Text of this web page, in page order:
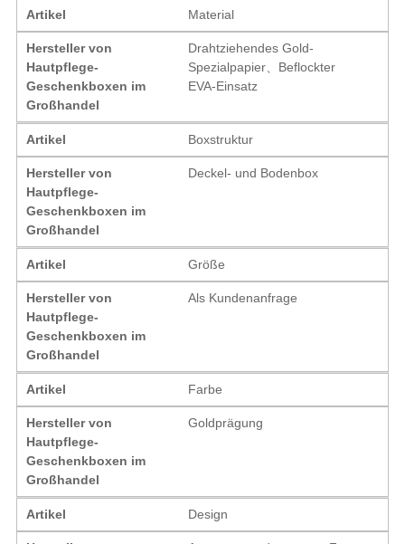
Artikel Material
Hersteller von
Hautpflege-
Geschenkboxen im
Großhandel
Drahtziehendes Gold-
Spezialpapier、Beflockter
EVA-Einsatz
Artikel Boxstruktur
Hersteller von
Hautpflege-
Geschenkboxen im
Großhandel
Deckel- und Bodenbox
Artikel Größe
Hersteller von
Hautpflege-
Geschenkboxen im
Großhandel
Als Kundenanfrage
Artikel Farbe
Hersteller von
Hautpflege-
Geschenkboxen im
Großhandel
Goldprägung
Artikel Design